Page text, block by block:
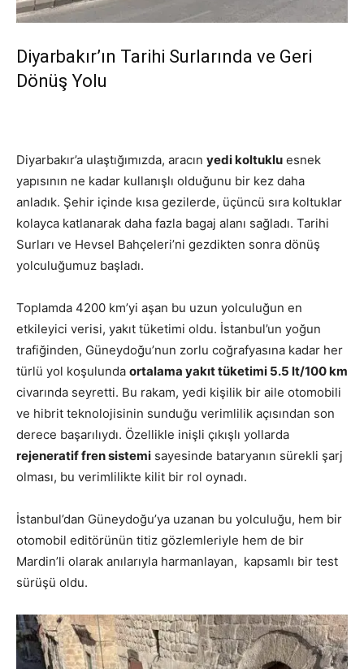
Diyarbakır’ın Tarihi Surlarında ve Geri
Dönüş Yolu
Diyarbakır’a ulaştığımızda, aracın yedi koltuklu esnek
yapısının ne kadar kullanışlı olduğunu bir kez daha
anladık. Şehir içinde kısa gezilerde, üçüncü sıra koltuklar
kolayca katlanarak daha fazla bagaj alanı sağladı. Tarihi
Surları ve Hevsel Bahçeleri’ni gezdikten sonra dönüş
yolculuğumuz başladı.
Toplamda 4200 km’yi aşan bu uzun yolculuğun en
etkileyici verisi, yakıt tüketimi oldu. İstanbul’un yoğun
trafiğinden, Güneydoğu’nun zorlu coğrafyasına kadar her
türlü yol koşulunda ortalama yakıt tüketimi 5.5 lt/100 km
civarında seyretti. Bu rakam, yedi kişilik bir aile otomobili
ve hibrit teknolojisinin sunduğu verimlilik açısından son
derece başarılıydı. Özellikle inişli çıkışlı yollarda
rejeneratif fren sistemi sayesinde bataryanın sürekli şarj
olması, bu verimlilikte kilit bir rol oynadı.
İstanbul’dan Güneydoğu’ya uzanan bu yolculuğu, hem bir
otomobil editörünün titiz gözlemleriyle hem de bir
Mardin’li olarak anılarıyla harmanlayan, kapsamlı bir test
sürüşü oldu.